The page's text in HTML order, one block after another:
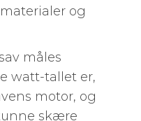
og
måles
watt-tallet er,
motor, og
skære